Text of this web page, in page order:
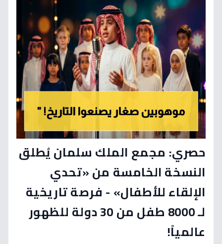
حصري: مجمع الملك سلمان يُطلق
النسخة الخامسة من «تحدي
الإلقاء للأطفال» - فرصة تاريخية
لـ 8000 طفل من 30 دولة للظهور
عالمياً!